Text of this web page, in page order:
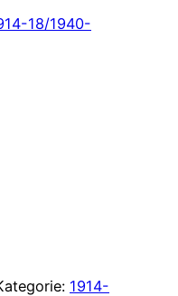
18/1940-
1914-